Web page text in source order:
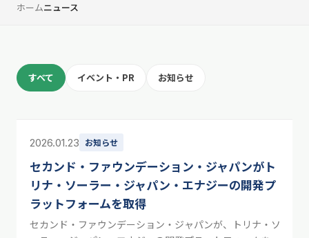
ホームニュース
すべて イベント・PR お知らせ
2026.01.23 お知らせ
セカンド・ファウンデーション・ジャパンがト
リナ・ソーラー・ジャパン・エナジーの開発プ
ラットフォームを取得
セカンド・ファウンデーション・ジャパンが、トリナ・ソ